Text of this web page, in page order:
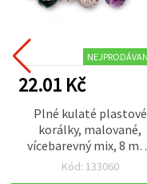
22.01 Kč
Plné kulaté plastové
korálky, malované,
vícebarevný mix, 8
průvlek 1,5 mm, 20 g
Kód: 133060